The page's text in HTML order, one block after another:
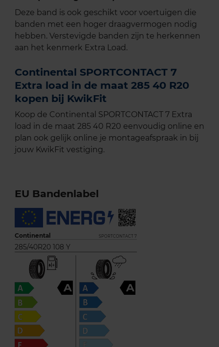
Deze band is ook geschikt voor voertuigen die
banden met een hoger draagvermogen nodig
hebben. Verstevigde banden zijn te herkennen
aan het kenmerk Extra Load.
Continental SPORTCONTACT 7
Extra load in de maat 285 40 R20
kopen bij KwikFit
Koop de Continental SPORTCONTACT 7 Extra
load in de maat 285 40 R20 eenvoudig online en
plan ook gelijk online je montageafspraak in bij
jouw KwikFit vestiging.
EU Bandenlabel
Continental SPORTCONTACT 7
285/40R20 108 Y
A A